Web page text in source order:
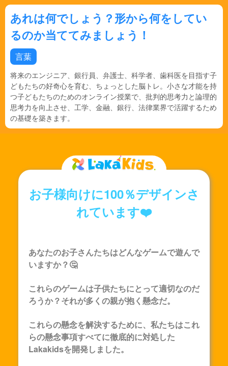
ざまなおもちゃを識別することで、子ど
もたちは観察力を発達させ、物体を分類
する能力を向上させ、認知能力と創造的
思考をさらに高めることができます。こ
のアクティビティは、娯楽と学習を提供
クするゲームで、形を学び、子どもたち
の記憶力を向上させます。また、子ども
たちの色覚を向上させ、形についてより
深く学ぶのにも役立ちます。
あれは何でしょう？形から何をしてい
るのか当ててみましょう！
言葉
将来のエンジニア、銀行員、弁護士、科学者、歯科医を目指す子
どもたちの好奇心を育む、ちょっとした脳トレ。小さな才能を持
つ子どもたちのためのオンライン授業で、批判的思考力と論理的
思考力を向上させ、工学、金融、銀行、法律業界で活躍するため
の基礎を築きます。
お子様向けに100％デザインさ
れています❤️
あなたのお子さんたちはどんなゲームで遊んで
いますか？🤔
これらのゲームは子供たちにとって適切なのだ
ろうか？それが多くの親が抱く懸念だ。
これらの懸念を解決するために、私たちはこれ
らの懸念事項すべてに徹底的に対処した
Lakakidsを開発しました。